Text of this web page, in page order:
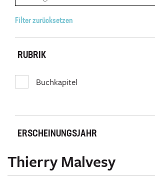
Filter zurücksetzen
RUBRIK
Buchkapitel
ERSCHEINUNGSJAHR
Thierry Malvesy